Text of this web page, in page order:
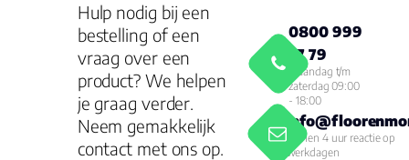
Hulp nodig bij een
bestelling of een
vraag over een
product? We helpen
je graag verder.
Neem gemakkelijk
contact met ons op.
0800 999
77 79
Maandag t/m
zaterdag 09:00
- 18:00
Binnen 4 uur reactie op
werkdagen